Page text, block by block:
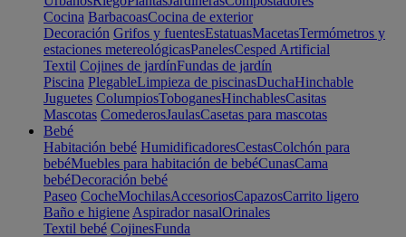
Cocina BarbacoasCocina de exterior
Decoración Grifos y fuentesEstatuasMacetasTermómetros y
estaciones metereológicasPanelesCesped Artificial
Textil Cojines de jardínFundas de jardín
Piscina PlegableLimpieza de piscinasDuchaHinchable
Juguetes ColumpiosToboganesHinchablesCasitas
Mascotas ComederosJaulasCasetas para mascotas
Bebé
Habitación bebé HumidificadoresCestasColchón para
bebéMuebles para habitación de bebéCunasCama
bebéDecoración bebé
Paseo CocheMochilasAccesoriosCapazosCarrito ligero
Baño e higiene Aspirador nasalOrinales
Textil bebé CojinesFunda